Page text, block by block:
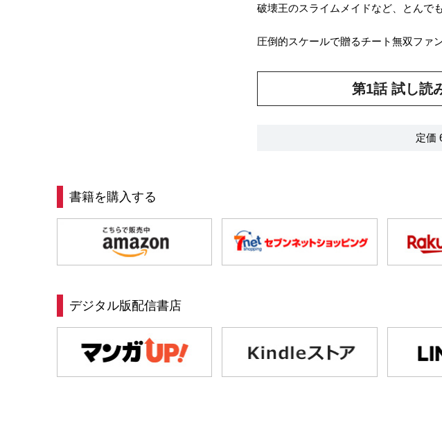
破壊王のスライムメイドなど、とんで
圧倒的スケールで贈るチート無双ファ
第1話 試し読
定
書籍を購入する
デジタル版配信書店